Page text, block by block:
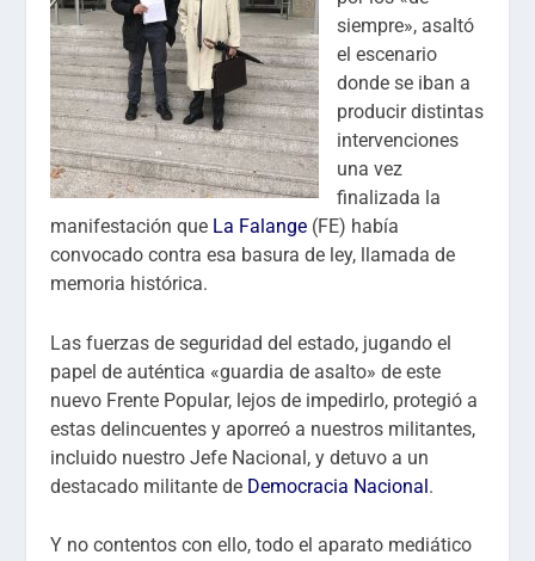
siempre», asaltó
el escenario
donde se iban a
producir distintas
intervenciones
una vez
finalizada la
manifestación que La Falange (FE) había
convocado contra esa basura de ley, llamada de
memoria histórica.
Las fuerzas de seguridad del estado, jugando el
papel de auténtica «guardia de asalto» de este
nuevo Frente Popular, lejos de impedirlo, protegió a
estas delincuentes y aporreó a nuestros militantes,
incluido nuestro Jefe Nacional, y detuvo a un
destacado militante de Democracia Nacional.
Y no contentos con ello, todo el aparato mediático